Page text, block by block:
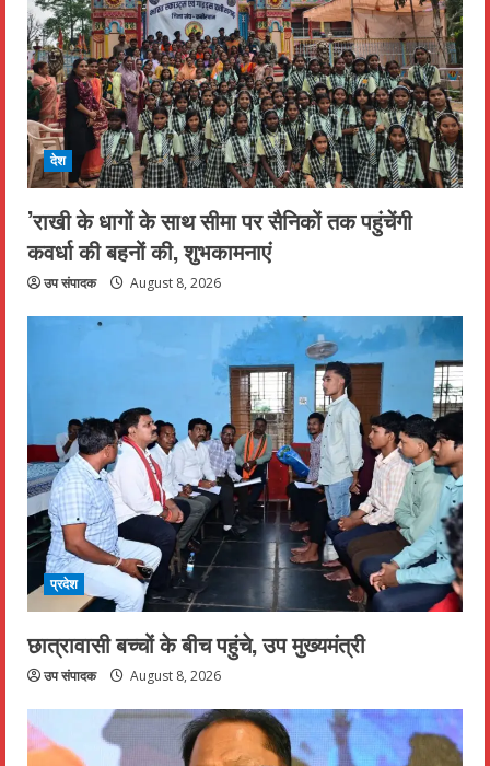
देश
’राखी के धागों के साथ सीमा पर सैनिकों तक पहुंचेंगी
कवर्धा की बहनों की, शुभकामनाएं
उप संपादक August 8, 2026
प्रदेश
छात्रावासी बच्चों के बीच पहुंचे, उप मुख्यमंत्री
उप संपादक August 8, 2026